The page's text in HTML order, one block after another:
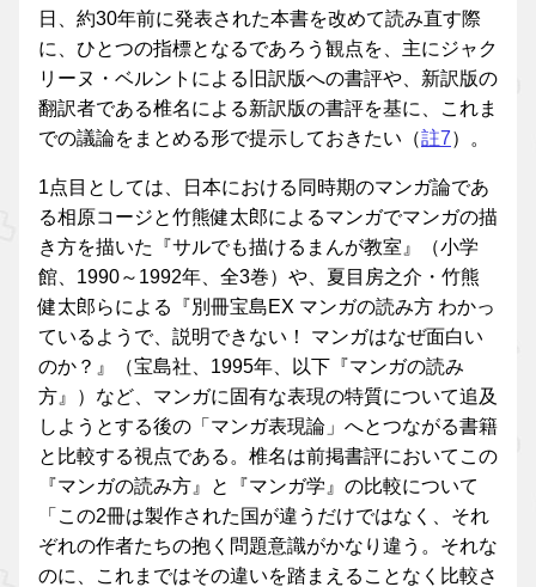
日、約30年前に発表された本書を改めて読み直す際
に、ひとつの指標となるであろう観点を、主にジャク
リーヌ・ベルントによる旧訳版への書評や、新訳版の
翻訳者である椎名による新訳版の書評を基に、これま
での議論をまとめる形で提示しておきたい（註7）。
1点目としては、日本における同時期のマンガ論であ
る相原コージと竹熊健太郎によるマンガでマンガの描
き方を描いた『サルでも描けるまんが教室』（小学
館、1990～1992年、全3巻）や、夏目房之介・竹熊
健太郎らによる『別冊宝島EX マンガの読み方 わかっ
ているようで、説明できない！ マンガはなぜ面白い
のか？』（宝島社、1995年、以下『マンガの読み
方』）など、マンガに固有な表現の特質について追及
しようとする後の「マンガ表現論」へとつながる書籍
と比較する視点である。椎名は前掲書評においてこの
『マンガの読み方』と『マンガ学』の比較について
「この2冊は製作された国が違うだけではなく、それ
ぞれの作者たちの抱く問題意識がかなり違う。それな
のに、これまではその違いを踏まえることなく比較さ